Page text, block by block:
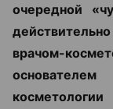
очередной
врачом-